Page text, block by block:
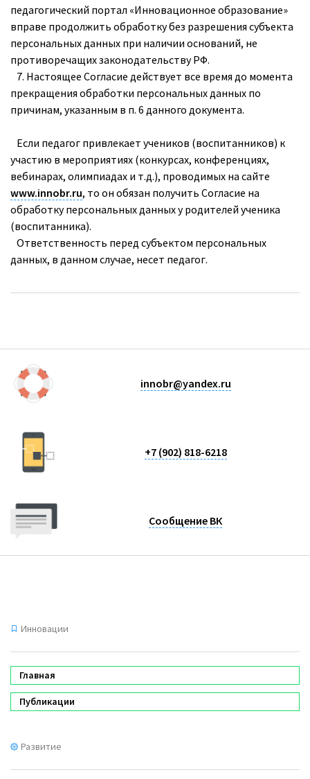
педагогический портал «Инновационное образование»
вправе продолжить обработку без разрешения субъекта
персональных данных при наличии оснований, не
противоречащих законодательству РФ.
7. Настоящее Согласие действует все время до момента
прекращения обработки персональных данных по
причинам, указанным в п. 6 данного документа.
Если педагог привлекает учеников (воспитанников) к
участию в мероприятиях (конкурсах, конференциях,
вебинарах, олимпиадах и т.д.), проводимых на сайте
www.innobr.ru, то он обязан получить Согласие на
обработку персональных данных у родителей ученика
(воспитанника).
Ответственность перед субъектом персональных
данных, в данном случае, несет педагог.
innobr@yandex.ru
+7 (902) 818-6218
Сообщение ВК
Инновации
Главная
Публикации
Развитие